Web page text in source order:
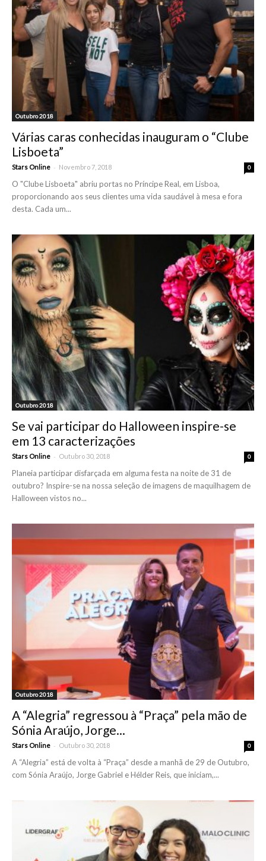
Outubro 2018
Várias caras conhecidas inauguram o “Clube
Lisboeta”
Stars Online - Novembro 7, 2018 0
O "Clube Lisboeta" abriu portas no Príncipe Real, em Lisboa,
proporcionando aos seus clientes uma vida saudável à mesa e fora
desta. Cada um...
Outubro 2018
Se vai participar do Halloween inspire-se
em 13 caracterizações
Stars Online - Outubro 30, 2018 0
Planeia participar disfarçada em alguma festa na noite de 31 de
outubro? Inspire-se na nossa seleção de imagens de maquilhagem de
Halloween vistos no...
Outubro 2018
A “Alegria” regressou à “Praça” pela mão de
Sónia Araújo, Jorge...
Stars Online - Outubro 30, 2018 0
A “Alegria” está de volta à “Praça” desde a manhã de 29 de Outubro,
com Sónia Araújo, Jorge Gabriel e Hélder Reis, que iniciam,...